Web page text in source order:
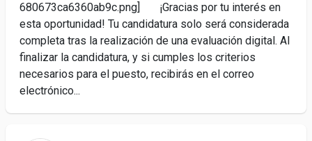
680673ca6360ab9c.png] ¡Gracias por tu interés en
esta oportunidad! Tu candidatura solo será considerada
completa tras la realización de una evaluación digital. Al
finalizar la candidatura, y si cumples los criterios
necesarios para el puesto, recibirás en el correo
electrónico...